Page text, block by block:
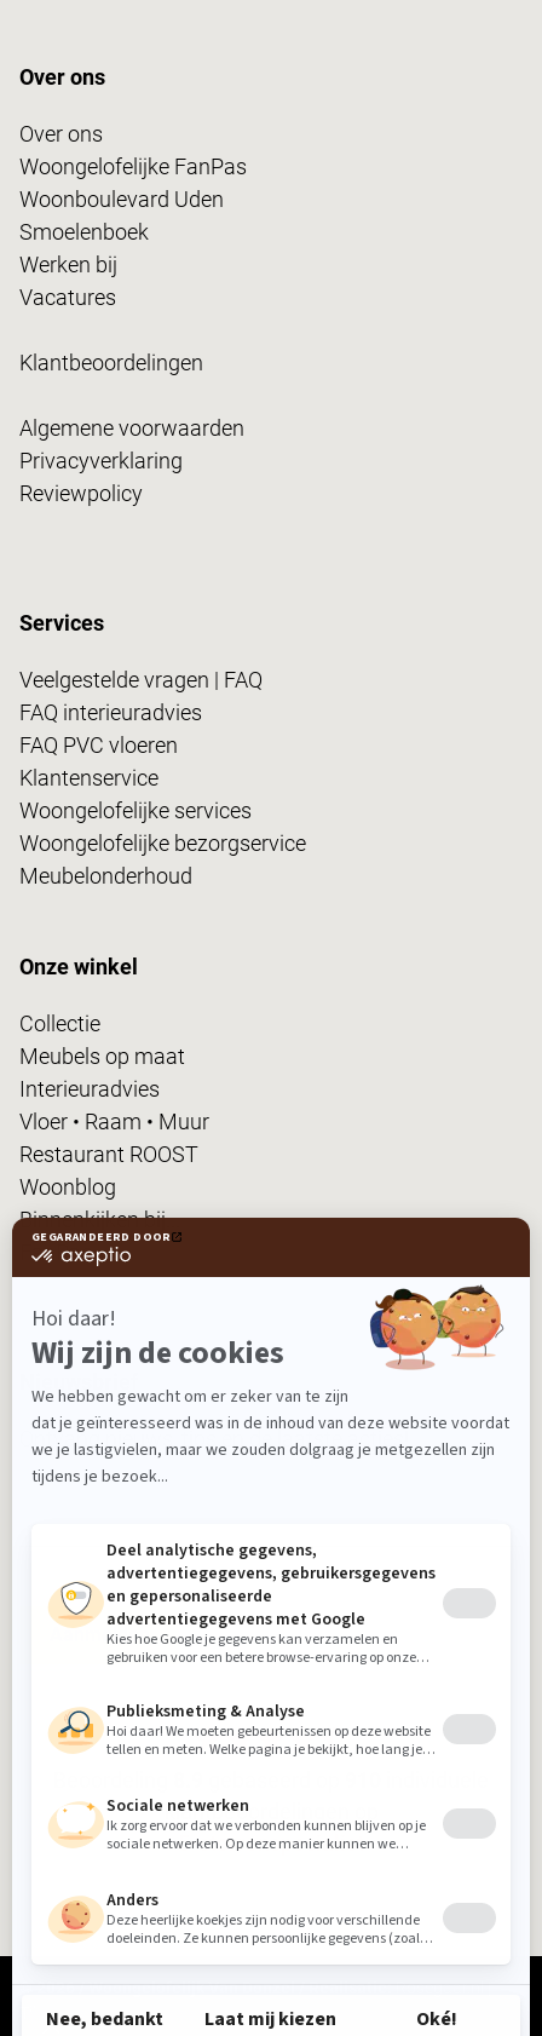
Over ons
Over ons
Woongelofelijke FanPas
Woonboulevard Uden
Smoelenboek
Werken bij
Vacatures
Klantbeoordelingen
Algemene voorwaarden
Privacyverklaring
Reviewpolicy
Services
Veelgestelde vragen | FAQ
FAQ interieuradvies
FAQ PVC vloeren
Klantenservice
Woongelofelijke services
Woongelofelijke bezorgservice
Meubelonderhoud
Onze winkel
Collectie
Meubels op maat
Interieuradvies
Vloer • Raam • Muur
Restaurant ROOST
Woonblog
Binnenkijken bij...
FanPas
Ontvang nieuws, tips en de laatste acties!
Aanmelden
klantbeoordelingen op
5-sterrenspecialist
© 2026 / Woongelofelijk Van Donzel / Realisatie:Rosegaar.nl|
Tikkl